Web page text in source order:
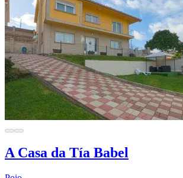
A Casa da Tía Babel